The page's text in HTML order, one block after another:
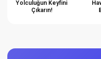
Yolculuğun Keyfini
Çıkarın!